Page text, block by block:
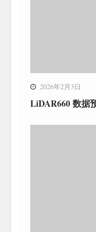
2026年2月3日
LiDAR660 数据